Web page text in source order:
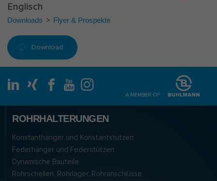
Englisch
Downloads > Flyer & Prospekte
Download
ROHRHALTERUNGEN
Konstanthänger und Konstantstützen
Federhänger und Federstützen
Dynamische Bauteile
Rohrschellen, Rohrlager, Rohranschlüsse